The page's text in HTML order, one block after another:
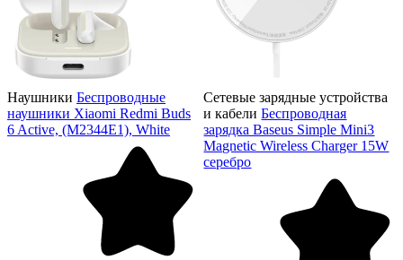
Наушники Беспроводные
наушники Xiaomi Redmi Buds
6 Active, (M2344E1), White
Сетевые зарядные устройства
и кабели Беспроводная
зарядка Baseus Simple Mini3
Magnetic Wireless Charger 15W
серебро